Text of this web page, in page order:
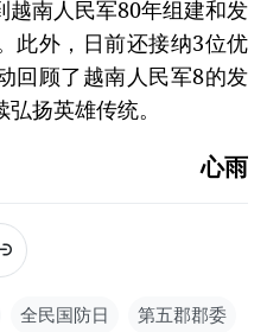
越南人民军80年组建和发
此外，日前还接纳3位优
回顾了越南人民军8的发
扬英雄传统。
心雨
全民国防日 第五郡郡委